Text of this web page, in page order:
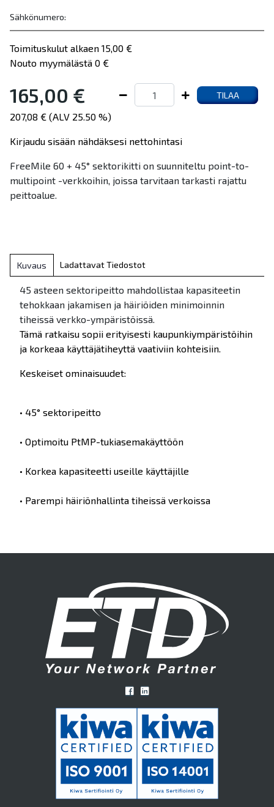
Sähkönumero:
Toimituskulut alkaen 15,00 €
Nouto myymälästä 0 €
165,00 € TILAA
207,08 € (ALV 25.50 %)
Kirjaudu sisään nähdäksesi nettohintasi
FreeMile 60 + 45° sektorikitti on suunniteltu point-to-
multipoint -verkkoihin, joissa tarvitaan tarkasti rajattu
peittoalue.
Kuvaus Ladattavat Tiedostot
45 asteen sektoripeitto mahdollistaa kapasiteetin
tehokkaan jakamisen ja häiriöiden minimoinnin
tiheissä verkko-ympäristöissä.
Tämä ratkaisu sopii erityisesti kaupunkiympäristöihin
ja korkeaa käyttäjätiheyttä vaativiin kohteisiin.
Keskeiset ominaisuudet:
• 45° sektoripeitto
• Optimoitu PtMP-tukiasemakäyttöön
• Korkea kapasiteetti useille käyttäjille
• Parempi häiriönhallinta tiheissä verkoissa